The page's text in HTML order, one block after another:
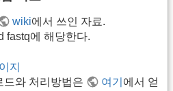
wiki에서 쓰인 자료.
fastq에 해당한다.
지
드와 처리방법은
여기 에서 얻